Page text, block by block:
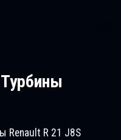
Турбины
Renault R 21 J8S